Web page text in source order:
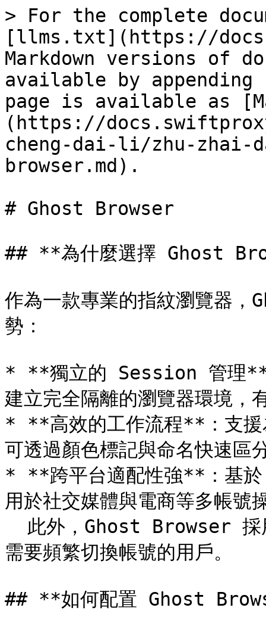
> For the complete
[llms.txt](https://
Markdown versions of
available by
page is available as
(https://
cheng-dai-li/zhu-
browser.md).
# Ghost Browser
## **為什麼選擇 Ghost
作為一款專業的指紋瀏覽器
勢：
* **獨立的 Session 管理**
建立完全隔離的瀏覽器環境，
* **高效的工作流程**：支
可透過顏色標記與命名快速區
* **跨平台適配性強**：基於
用於社交媒體與電商等多帳號
需要頻繁切換帳號的用戶。
## **如何配置 Ghost